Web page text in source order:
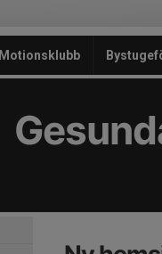
Motionsklubb